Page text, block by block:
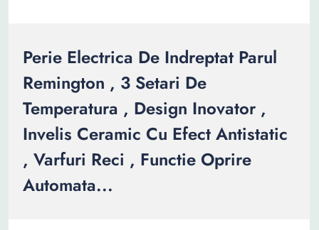
Perie Electrica De Indreptat Parul
Remington , 3 Setari De
Temperatura , Design Inovator ,
Invelis Ceramic Cu Efect Antistatic
, Varfuri Reci , Functie Oprire
Automata...